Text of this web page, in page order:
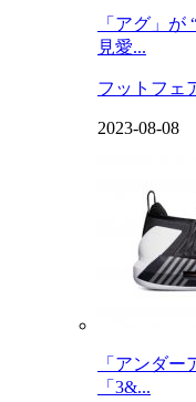
「アグ」
見愛...
フットフェ
2023-08-08
「アンダ
「3&...